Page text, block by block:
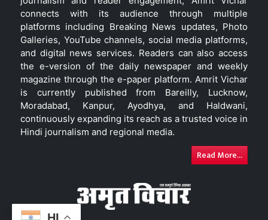
connects with its audience through multiple
platforms including Breaking News updates, Photo
Galleries, YouTube channels, social media platforms,
and digital news services. Readers can also access
the e-version of the daily newspaper and weekly
magazine through the e-paper platform. Amrit Vichar
is currently published from Bareilly, Lucknow,
Moradabad, Kanpur, Ayodhya, and Haldwani,
continuously expanding its reach as a trusted voice in
Hindi journalism and regional media.
Read More...